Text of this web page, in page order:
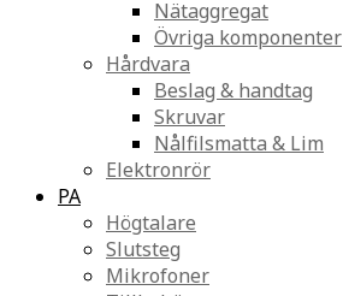
Nätaggregat
Övriga komponenter
Hårdvara
Beslag & handtag
Skruvar
Nålfilsmatta & Lim
Elektronrör
PA
Högtalare
Slutsteg
Mikrofoner